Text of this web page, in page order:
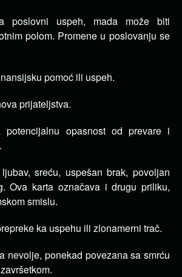
poslovni uspeh, mada može biti
polom. Promene u poslovanju se
pomoć ili uspeh.
prijateljstva.
potencijalnu opasnost od prevare i
sreću, uspešan brak, povoljan
Ova karta označava i drugu priliku,
smislu.
ka uspehu ili zlonamerni trač.
nevolje, ponekad povezana sa smrću